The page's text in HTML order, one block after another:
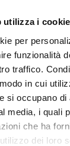
utilizza i cookie
per
funzionalità
traffico.
in cui
si occupano di
media, i quali
che ha
dei loro
PI & CF